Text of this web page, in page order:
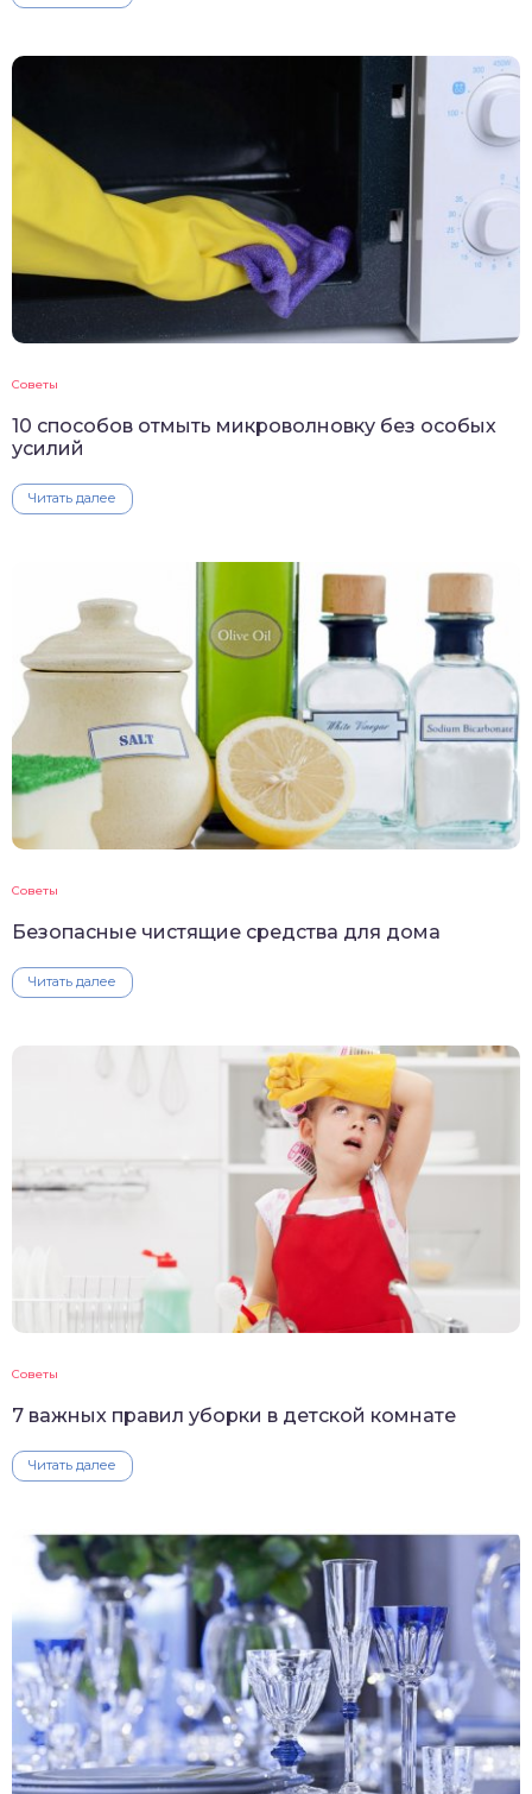
Советы
10 способов отмыть микроволновку без особых
усилий
Читать далее
Советы
Безопасные чистящие средства для дома
Читать далее
Советы
7 важных правил уборки в детской комнате
Читать далее